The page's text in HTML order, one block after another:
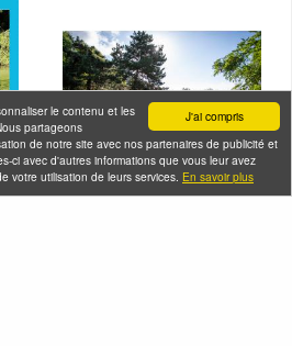
J'ai compris
le contenu et les
partageons
de notre site avec nos partenaires de publicité et
ci avec d'autres informations que vous leur avez
votre utilisation de leurs services. En savoir plus